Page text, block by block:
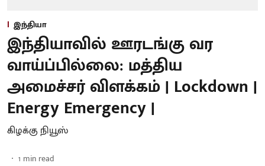
இந்தியா
இந்தியாவில் ஊரடங்கு வர
வாய்ப்பில்லை: மத்திய
அமைச்சர் விளக்கம் | Lockdown |
Energy Emergency |
கிழக்கு நியூஸ்
1 min read